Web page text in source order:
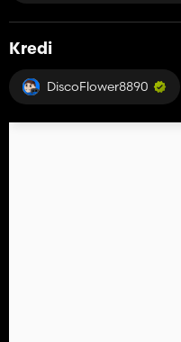
Kredi
DiscoFlower8890